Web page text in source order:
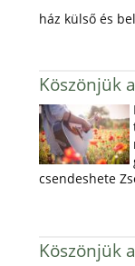
ház külső és
Köszönjük
csendeshete
Köszönjük